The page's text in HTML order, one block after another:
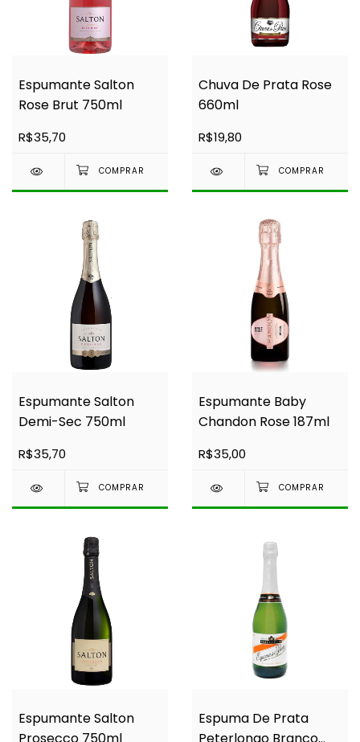
Espumante Salton
Rose Brut 750ml
R$35,70
Chuva De Prata Rose
660ml
R$19,80
Espumante Salton
Demi-Sec 750ml
R$35,70
Espumante Baby
Chandon Rose 187ml
R$35,00
Espumante Salton
Espuma De Prata